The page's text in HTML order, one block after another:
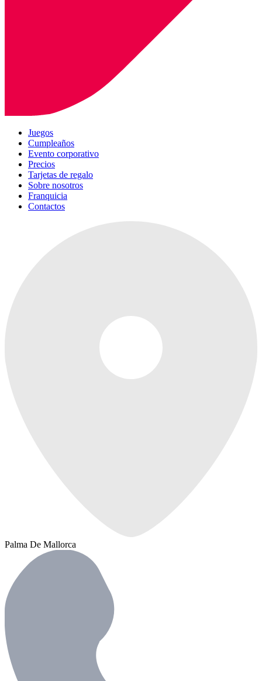
Juegos
Cumpleaños
Evento corporativo
Precios
Tarjetas de regalo
Sobre nosotros
Franquicia
Contactos
Palma De Mallorca